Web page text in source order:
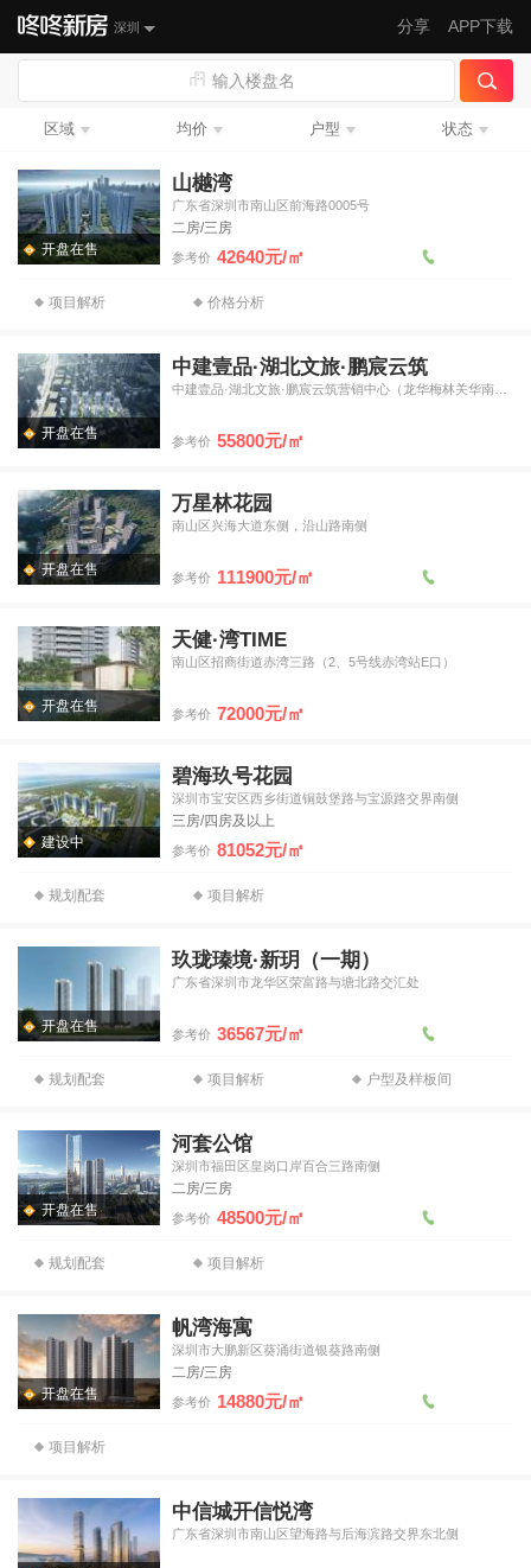
深圳 分享 APP下载
输入楼盘名
区域 均价 户型 状态
开盘在售
山樾湾
广东省深圳市南山区前海路0005号
二房/三房
参考价 42640元/㎡
项目解析 价格分析
开盘在售
中建壹品·湖北文旅·鹏宸云筑
中建壹品·湖北文旅·鹏宸云筑营销中心（龙华梅林关华南数字
参考价 55800元/㎡
开盘在售
万星林花园
南山区兴海大道东侧，沿山路南侧
参考价 111900元/㎡
开盘在售
天健·湾TIME
南山区招商街道赤湾三路（2、5号线赤湾站E口）
参考价 72000元/㎡
建设中
碧海玖号花园
深圳市宝安区西乡街道铜鼓堡路与宝源路交界南侧
三房/四房及以上
参考价 81052元/㎡
规划配套 项目解析
开盘在售
玖珑瑧境·新玥（一期）
广东省深圳市龙华区荣富路与塘北路交汇处
参考价 36567元/㎡
规划配套 项目解析 户型及样板间
开盘在售
河套公馆
深圳市福田区皇岗口岸百合三路南侧
二房/三房
参考价 48500元/㎡
规划配套 项目解析
开盘在售
帆湾海寓
深圳市大鹏新区葵涌街道银葵路南侧
二房/三房
参考价 14880元/㎡
项目解析
中信城开信悦湾
广东省深圳市南山区望海路与后海滨路交界东北侧